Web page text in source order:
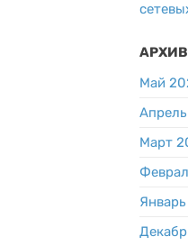
Май
Март